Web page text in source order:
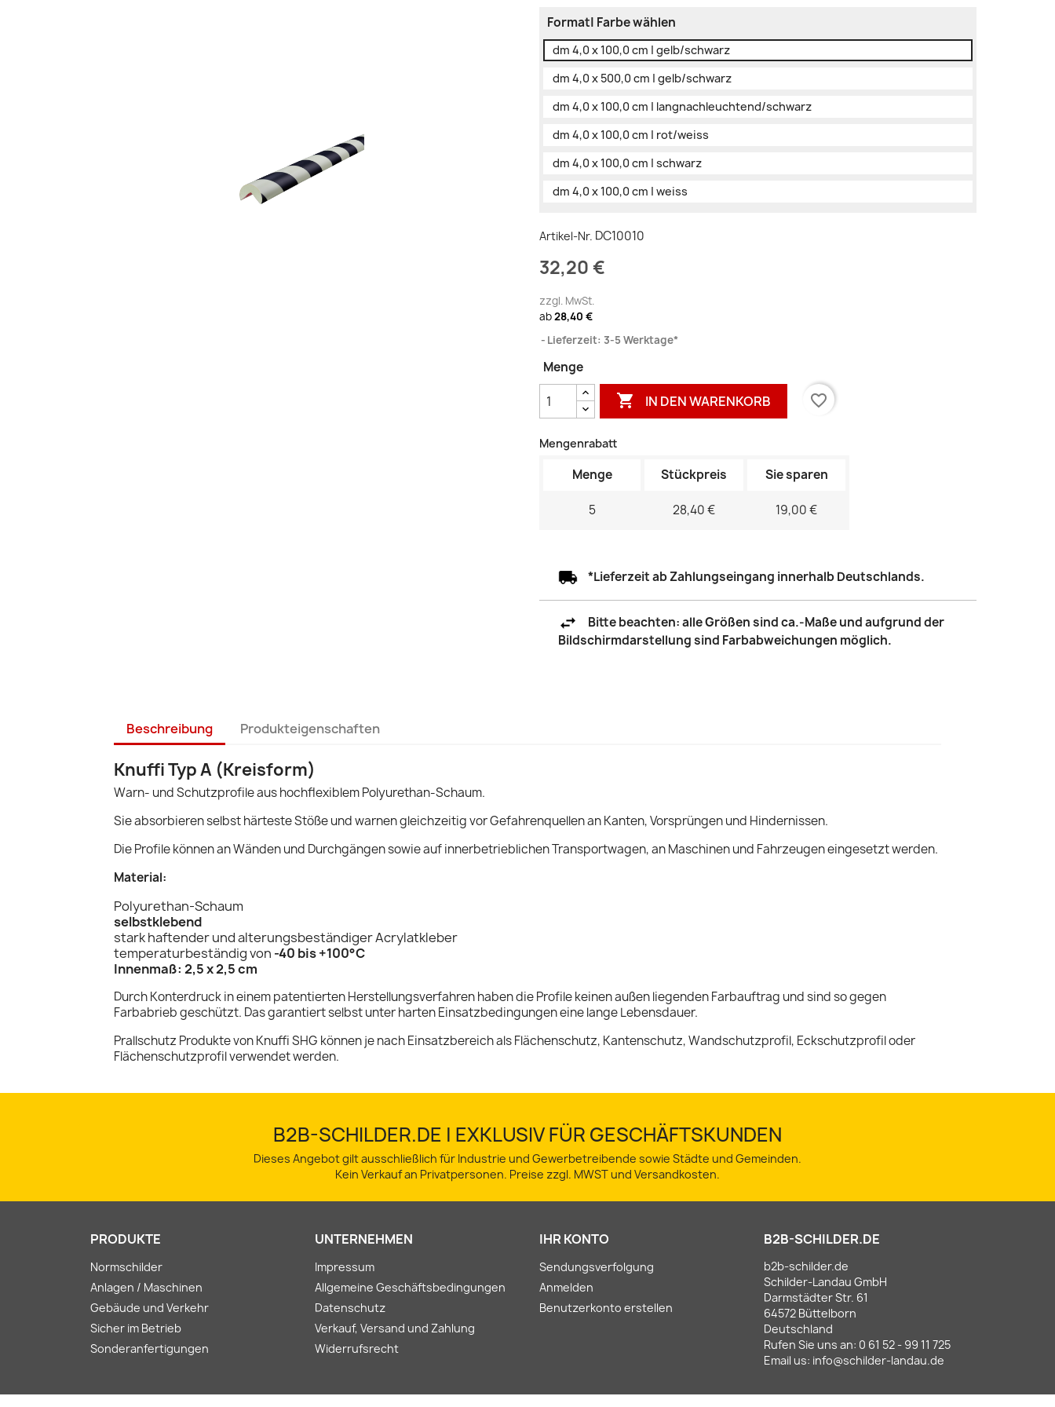
Format| Farbe wählen
dm 4,0 x 100,0 cm | gelb/schwarz
dm 4,0 x 500,0 cm | gelb/schwarz
dm 4,0 x 100,0 cm | langnachleuchtend/schwarz
dm 4,0 x 100,0 cm | rot/weiss
dm 4,0 x 100,0 cm | schwarz
dm 4,0 x 100,0 cm | weiss
Artikel-Nr. DC10010
32,20 €
zzgl. MwSt.
ab28,40 €
Lieferzeit: 3-5 Werktage*
Menge
 IN DEN WARENKORB favorite_border
Mengenrabatt
Menge Stückpreis Sie sparen
5 28,40 € 19,00 €
*Lieferzeit ab Zahlungseingang innerhalb Deutschlands.
Bitte beachten: alle Größen sind ca.-Maße und aufgrund der
Bildschirmdarstellung sind Farbabweichungen möglich.
Beschreibung Produkteigenschaften
Knuffi Typ A (Kreisform)
Warn- und Schutzprofile aus hochflexiblem Polyurethan-Schaum.
Sie absorbieren selbst härteste Stöße und warnen gleichzeitig vor Gefahrenquellen an Kanten, Vorsprüngen und Hindernissen.
Die Profile können an Wänden und Durchgängen sowie auf innerbetrieblichen Transportwagen, an Maschinen und Fahrzeugen eingesetzt werden.
Material:
Polyurethan-Schaum
selbstklebend
stark haftender und alterungsbeständiger Acrylatkleber
temperaturbeständig von -40 bis +100°C
Innenmaß: 2,5 x 2,5 cm
Durch Konterdruck in einem patentierten Herstellungsverfahren haben die Profile keinen außen liegenden Farbauftrag und sind so gegen
Farbabrieb geschützt. Das garantiert selbst unter harten Einsatzbedingungen eine lange Lebensdauer.
Prallschutz Produkte von Knuffi SHG können je nach Einsatzbereich als Flächenschutz, Kantenschutz, Wandschutzprofil, Eckschutzprofil oder
Flächenschutzprofil verwendet werden.
B2B-SCHILDER.DE | EXKLUSIV FÜR GESCHÄFTSKUNDEN
Dieses Angebot gilt ausschließlich für Industrie und Gewerbetreibende sowie Städte und Gemeinden.
Kein Verkauf an Privatpersonen. Preise zzgl. MWST und Versandkosten.
PRODUKTE
Normschilder
Anlagen / Maschinen
Gebäude und Verkehr
Sicher im Betrieb
Sonderanfertigungen
UNTERNEHMEN
Impressum
Allgemeine Geschäftsbedingungen
Datenschutz
Verkauf, Versand und Zahlung
Widerrufsrecht
IHR KONTO
Sendungsverfolgung
Anmelden
Benutzerkonto erstellen
B2B-SCHILDER.DE
b2b-schilder.de
Schilder-Landau GmbH
Darmstädter Str. 61
64572 Büttelborn
Deutschland
Rufen Sie uns an: 0 61 52 - 99 11 725
Email us: info@schilder-landau.de